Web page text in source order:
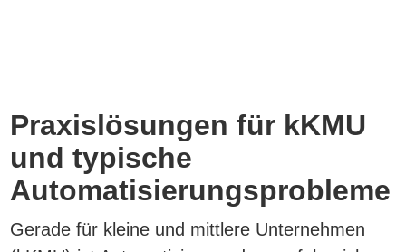
Praxislösungen für kKMU
und typische
Automatisierungsprobleme
Gerade für kleine und mittlere Unternehmen